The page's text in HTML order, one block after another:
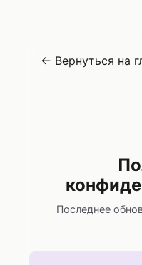
← Вернуться на
Последнее